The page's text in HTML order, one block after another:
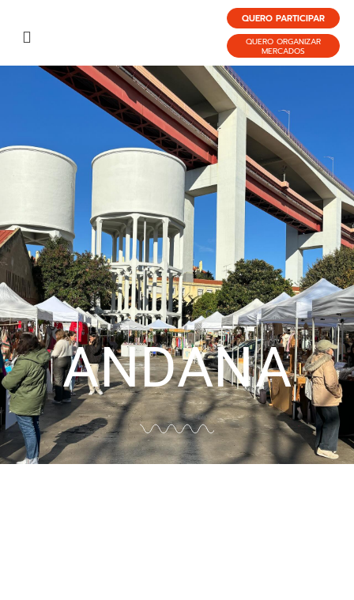
QUERO PARTICIPAR
QUERO ORGANIZAR
MERCADOS
ANDANA